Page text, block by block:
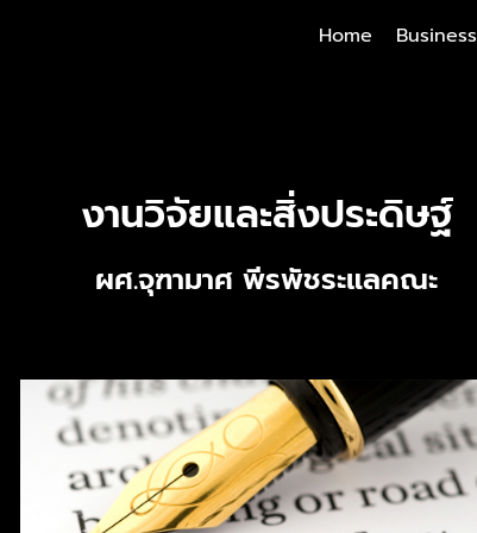
Home Business
งานวิจัยและสิ่งประดิษฐ์
ผศ.จุฑามาศ พีรพัชระแลคณะ